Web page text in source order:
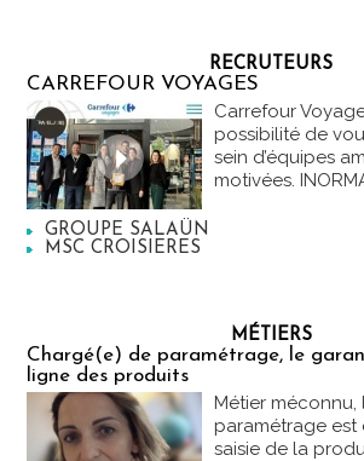
RECRUTEURS
CARREFOUR VOYAGES
Carrefour
possibilité de
sein d’équipes
motivées.
GROUPE SALAÜN
MSC CROISIERES
MÉTIERS
Chargé(e) de paramétrage, le
ligne des produits
Métier
paramétrage
saisie de la